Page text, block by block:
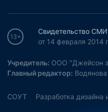
13+
Свидетельство
от 14 февраля 2014
Учредитель: ООО "Джейсон
Главный редактор:
СОУТ Разработка дизайна